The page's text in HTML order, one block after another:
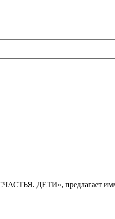
ДЕТИ», предлагает